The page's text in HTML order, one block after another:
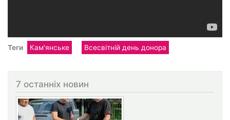
Теги Кам'янське Всесвітній день донора
7 останніх новин